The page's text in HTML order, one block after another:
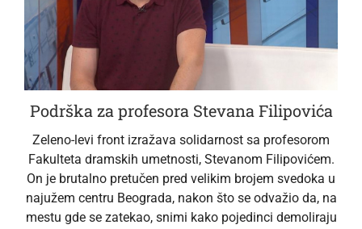
Podrška za profesora Stevana Filipovića
Zeleno-levi front izražava solidarnost sa profesorom
Fakulteta dramskih umetnosti, Stevanom Filipovićem.
On je brutalno pretučen pred velikim brojem svedoka u
najužem centru Beograda, nakon što se odvažio da, na
mestu gde se zatekao, snimi kako pojedinci demoliraju